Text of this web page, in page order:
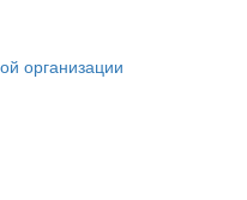
организации